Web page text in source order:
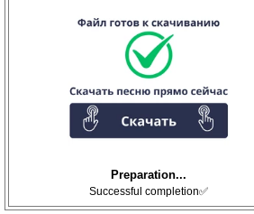
Preparation...
Successful completion✅